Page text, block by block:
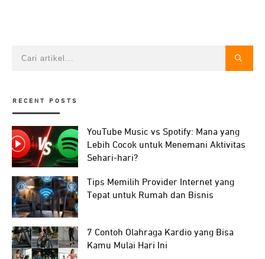
RECENT POSTS
YouTube Music vs Spotify: Mana yang
Lebih Cocok untuk Menemani Aktivitas
Sehari-hari?
Tips Memilih Provider Internet yang
Tepat untuk Rumah dan Bisnis
7 Contoh Olahraga Kardio yang Bisa
Kamu Mulai Hari Ini